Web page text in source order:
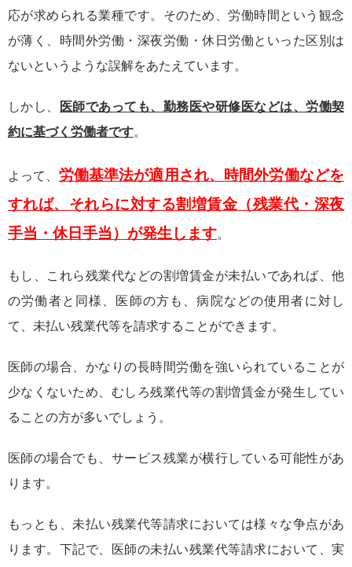
応が求められる業種です。そのため、労働時間という観念
が薄く、時間外労働・深夜労働・休日労働といった区別は
ないというような誤解をあたえています。
しかし、
医師であっても、勤務医や研修医などは、労働契
約に基づく労働者です。
よって、 労働基準法が適用され、時間外労働などを
すれば、それらに対する割増賃金（残業代・深夜
手当・休日手当）が発生します。
もし、これら残業代などの割増賃金が未払いであれば、他
の労働者と同様、医師の方も、病院などの使用者に対し
て、未払い残業代等を請求することができます。
医師の場合、かなりの長時間労働を強いられていることが
少なくないため、むしろ残業代等の割増賃金が発生してい
ることの方が多いでしょう。
医師の場合でも、サービス残業が横行している可能性があ
ります。
もっとも、未払い残業代等請求においては様々な争点があ
ります。下記で、医師の未払い残業代等請求において、実